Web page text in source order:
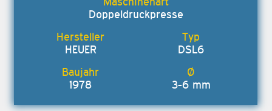
Doppeldruckpresse
HEUER DSL6
1978 3-6 mm